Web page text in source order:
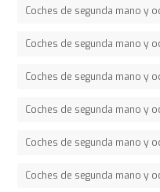
Coches de segunda mano y
Coches de segunda mano y
Coches de segunda mano y
Coches de segunda mano y
Coches de segunda mano y
Coches de segunda mano y